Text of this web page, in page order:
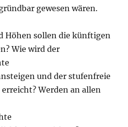
gewesen wären.
Höhen sollen die künftigen
Wie wird der
und der stufenfreie
Werden an allen